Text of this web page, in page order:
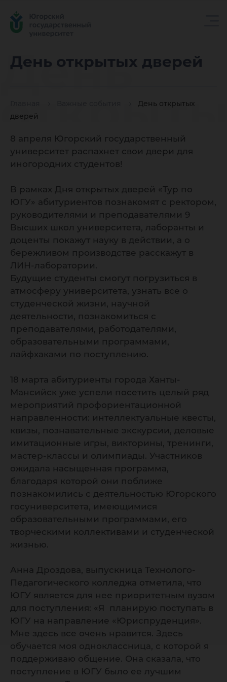
День открытых дверей
День открытых
дверей
День
дверей
8 апреля Югорский государственный
университет распахнет свои двери для
иногородних студентов!
В рамках Дня открытых дверей «Тур по
ЮГУ» абитуриентов познакомят с ректором,
руководителями и преподавателями 9
Высших школ университета, лаборанты и
доценты покажут науку в действии, а о
бережливом производстве расскажут в
ЛИН-лаборатории.
Будущие студенты смогут погрузиться в
атмосферу университета, узнать все о
студенческой жизни, научной
деятельности, познакомиться с
преподавателями, работодателями,
образовательными программами,
лайфхаками по поступлению.
18 марта абитуриенты города Ханты-
Мансийск уже успели посетить целый ряд
мероприятий профориентационной
направленности: интеллектуальные квесты,
квизы, познавательные экскурсии, деловые
имитационные игры, викторины, тренинги,
мастер-классы и олимпиады. Участников
ожидала насыщенная программа,
благодаря которой они поближе
познакомились с деятельностью Югорского
госуниверситета, имеющимися
образовательными программами, его
творческими коллективами и студенческой
жизнью.
Анна Дроздова, выпускница Технолого-
Педагогического колледжа отметила, что
ЮГУ является для нее приоритетным вузом
для поступления: «Я планирую поступать в
ЮГУ на направление «Юриспруденция».
Мне здесь все очень нравится. Здесь
обучается моя одноклассница, с которой я
поддерживаю общение. Она сказала, что
поступление в ЮГУ было ее лучшим